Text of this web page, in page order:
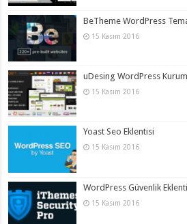
BeTheme WordPress
15 Kasım 2016
uDesing WordPress
15 Kasım 2016
Yoast Seo Eklentisi
15 Kasım 2016
WordPress Güvenlik
15 Kasım 2016